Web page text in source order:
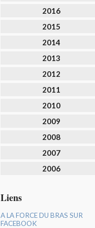
2016
2015
2014
2013
2012
2011
2010
2009
2008
2007
2006
Liens
A LA FORCE DU BRAS SUR
FACEBOOK